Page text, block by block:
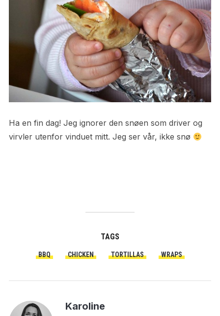
Ha en fin dag! Jeg ignorer den snøen som driver og
virvler utenfor vinduet mitt. Jeg ser vår, ikke snø
TAGS
BBQ CHICKEN TORTILLAS WRAPS
Karoline